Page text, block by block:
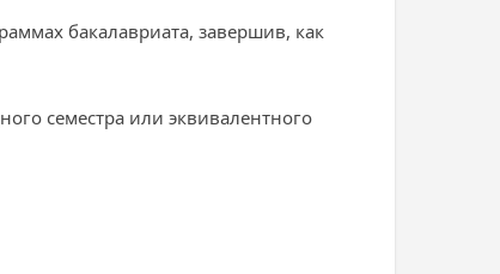
бакалавриата, завершив, как
семестра или эквивалентного